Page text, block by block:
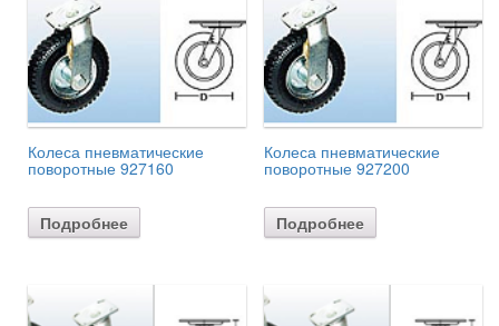
Колеса пневматические
поворотные 927160
Подробнее
Колеса пневматические
поворотные 927200
Подробнее